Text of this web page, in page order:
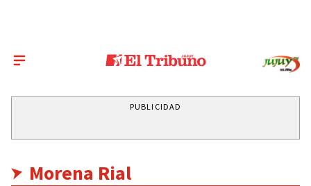
PUBLICIDAD
Morena Rial